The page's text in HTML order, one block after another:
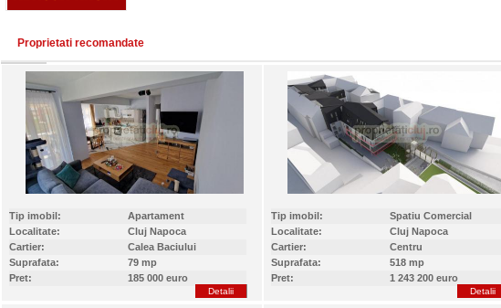
Proprietati recomandate
Tip imobil:
Apartament
Localitate:
Cluj Napoca
Cartier:
Calea Baciului
Suprafata:
79 mp
Pret:
185 000 euro
Detalii
Tip imobil:
Spatiu Comercial
Localitate:
Cluj Napoca
Cartier:
Centru
Suprafata:
518 mp
Pret:
1 243 200 euro
Detalii